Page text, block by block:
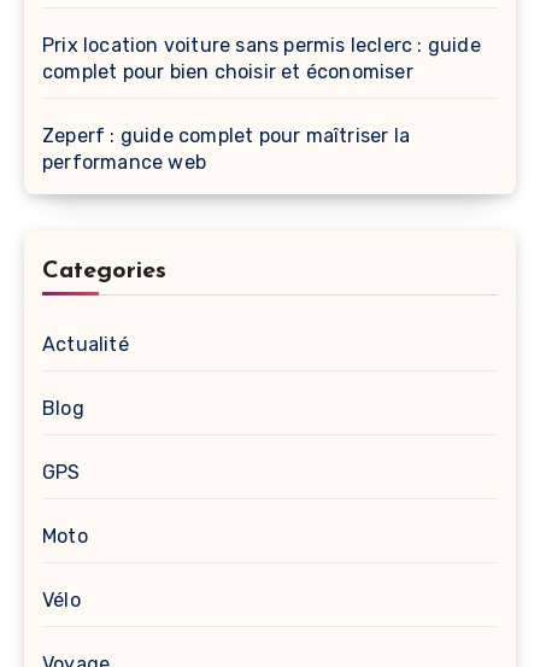
Prix location voiture sans permis leclerc : guide
complet pour bien choisir et économiser
Zeperf : guide complet pour maîtriser la
performance web
Categories
Actualité
Blog
GPS
Moto
Vélo